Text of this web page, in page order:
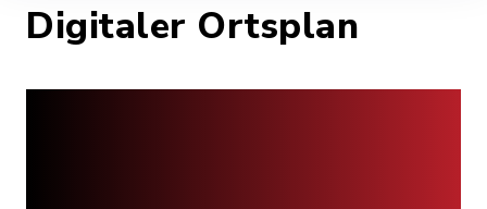
Digitaler Ortsplan